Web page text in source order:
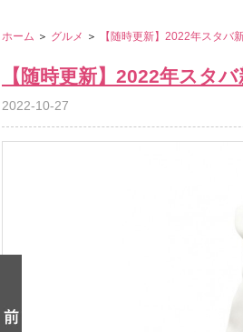
ホーム ＞ グルメ ＞ 【随時更新】2022年スタバ
【随時更新】2022年スタ
2022-10-27